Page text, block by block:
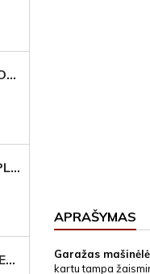
STOVAS TELEFONAMS KLASEI (27 VIETOS) – GRAVIRUOJAMAS ORGANIZATORIUS
METALIZUOTO PLASTIKO ETIKETĖS SU GRAVIRUOTU TEKSTU -LOGOTIPU
GRAVIRUOTA METALINĖ VIZITINĖ KORTELĖ SU LOGOTIPU – REPREZENTACINĖ VERSLO DOVANA
APRAŠYMAS
Garažas
kartu tampa